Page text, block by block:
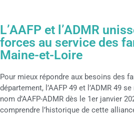
L’AAFP et l’ADMR
forces au service des
Maine-et-Loire
Pour mieux répondre aux besoins des
département, l’AAFP 49 et l’ADMR 49
nom d’AAFP-ADMR dès le 1er janvier
comprendre l’historique de cette